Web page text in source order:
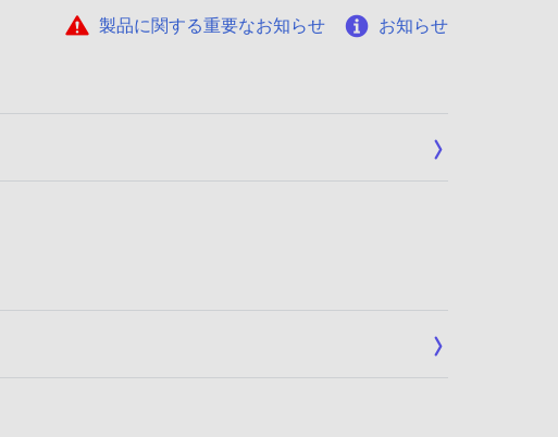
製品に関する重要なお知らせ お知らせ